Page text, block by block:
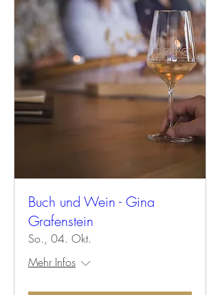
Buch und Wein - Gina
Grafenstein
So., 04. Okt.
Mehr Infos